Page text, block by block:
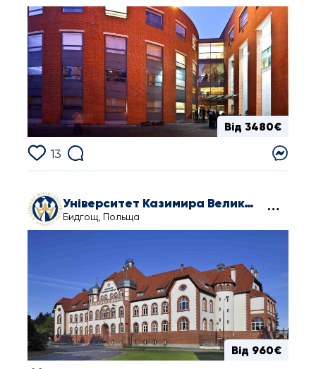
Від 3480€
13
Університет Казимира Великого в Бидгощі
Бидгощ, Польща
Від 960€